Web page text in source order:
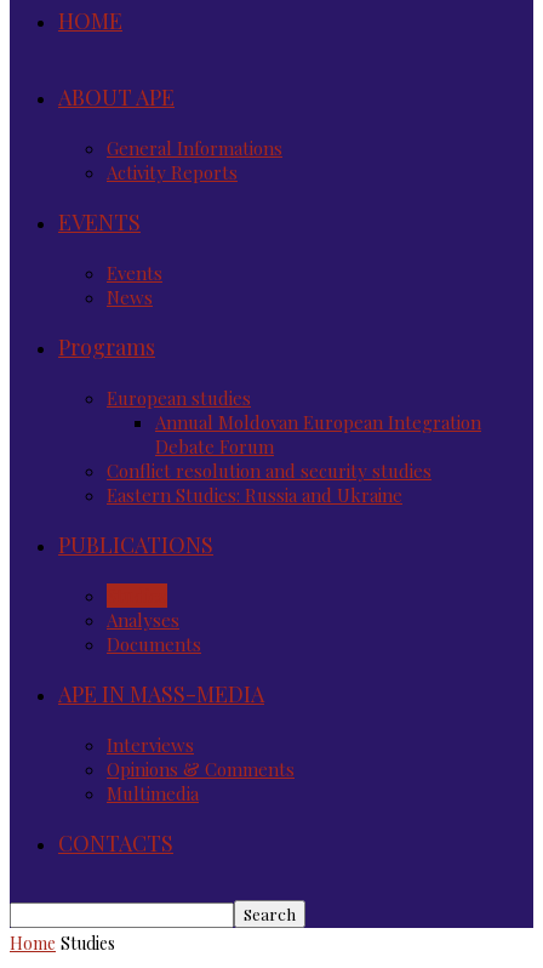
HOME
ABOUT APE
General Informations
Activity Reports
EVENTS
Events
News
Programs
European studies
Annual Moldovan European Integration
Debate Forum
Conflict resolution and security studies
Eastern Studies: Russia and Ukraine
PUBLICATIONS
Analyses
Documents
APE IN MASS-MEDIA
Interviews
Opinions & Comments
Multimedia
CONTACTS
Home Studies